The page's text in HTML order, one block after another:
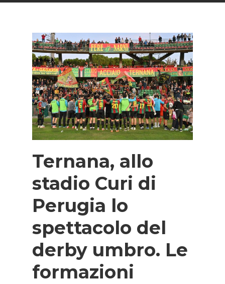
Ternana, allo
stadio Curi di
Perugia lo
spettacolo del
derby umbro. Le
formazioni